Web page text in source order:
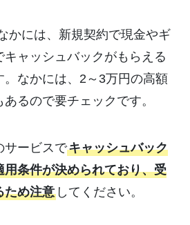
かには、新規契約で現金やギ
キャッシュバックがもらえる
なかには、2～3万円の高額
るので要チェックです。
サービスでキャッシュバック
条件が決められており、受
ため注意してください。